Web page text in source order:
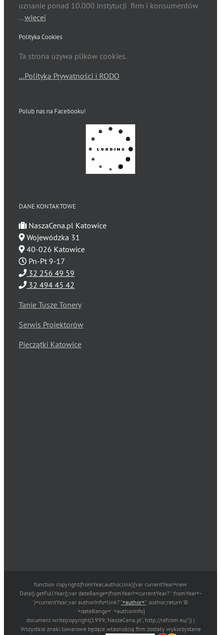
uznanie ponad 10.000 instytucji firm i konsumentów
…więcej
Polityka Cookies
Ta strona używa plików cookies.
…Polityka Prywatności i RODO
Polub nas na Facebooku!
DANE KONTAKTOWE
NaszaCena.pl Katowice
Wojewódzka 31
40-026 Katowice
Pn-Pt 9-17
32 256 49 59
32 494 45 42
Tanie Tusze Tonery
Serwis Projektorów
Pieczątki Katowice
function copyright(fromYear,author,link){var currentYear=new
Date().getFullYear();var dateRange=(fromYear>=currentYear?'':fromYear+'-
')+currentYear;var authorInfo=link?''+author+'':author;return'©
'+dateRange+' '+authorInfo}
document.write(copyright(1999,'NaszaCena.pl','http://rafcom.eu/')) |
Wszystkie znaki towarowe będące własnością firm zostały wykorzystane